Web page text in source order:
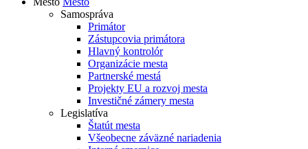
Samospráva
Primátor
Zástupcovia primátora
Hlavný kontrolór
Organizácie mesta
Partnerské mestá
Projekty EU a rozvoj mesta
Investičné zámery mesta
Legislatíva
Štatút mesta
Všeobecne záväzné nariadenia